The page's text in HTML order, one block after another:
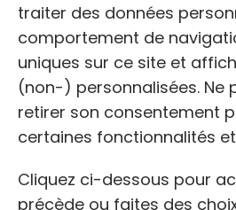
traiter des données
comportement de
uniques sur ce site et
(non-) personnalisées. Ne
retirer son consentement
certaines fonctionnalités
Cliquez ci-dessous pour
précède ou faites des
TÉLÉPHONE:
WEB